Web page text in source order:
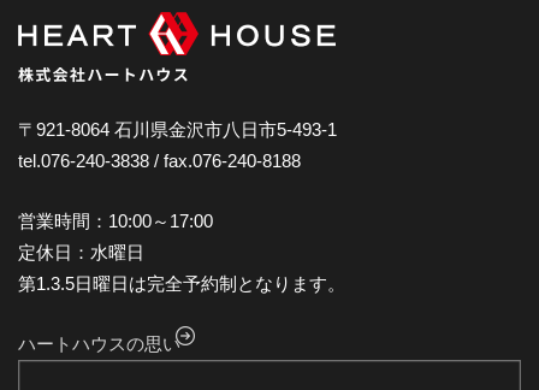
2025年1月
2024年12月
2024年11月
2024年10月
2024年8月
2024年7月
2024年5月
〒921-8064 石川県金沢市八日市5-493-1
tel.076-240-3838 / fax.076-240-8188
営業時間：10:00～17:00
定休日：水曜日
第1.3.5日曜日は完全予約制となります。
ハートハウスの思い